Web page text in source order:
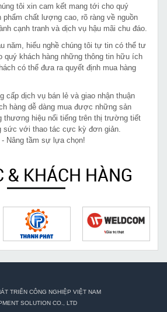
tôi xin cam kết mang tới cho quý
phẩm chất lượng cao, rõ ràng về nguồn
cạnh tranh và dịch vụ hậu mãi chu đáo.
năm, hiểu nghề chúng tôi tự tin có thể tư
quý khách hàng những thông tin hữu ích
có thể đưa ra quyết định mua hàng
cấp dịch vụ bán lẻ và giao nhận thuận
hàng dễ dàng mua được những sản
thương hiệu nổi tiếng trên thị trường tiết
sức với thao tác cực kỳ đơn giản.
Nâng tầm sự lựa chọn!
& KHÁCH HÀNG
TRIỂN CÔNG NGHIỆP VIỆT NAM
SOLUTION CO., LTD